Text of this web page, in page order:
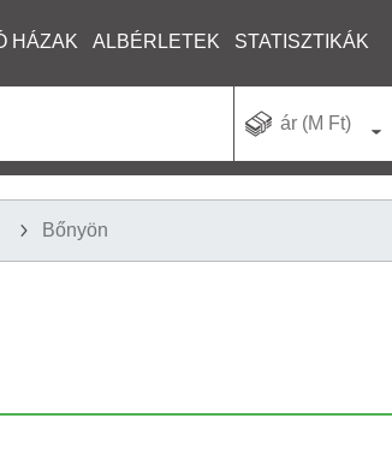
HÁZAK ALBÉRLETEK STATISZTIKÁK
ár (M Ft)
Bőnyön